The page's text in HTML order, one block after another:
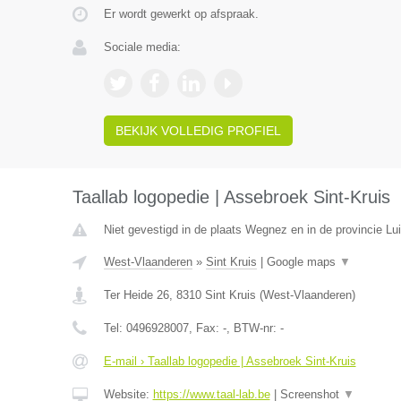
Er wordt gewerkt op afspraak.
Sociale media:
BEKIJK VOLLEDIG PROFIEL
Taallab logopedie | Assebroek Sint-Kruis
Niet gevestigd in de plaats Wegnez en in de provincie
West-Vlaanderen» Sint Kruis Google maps ▼
Ter Heide 26, 8310 Sint Kruis (West-Vlaanderen)
Tel: 0496928007, Fax: -, BTW-nr: -
E-mail › Taallab logopedie | Assebroek Sint-Kruis
Website: https://www.taal-lab.be| Screenshot ▼